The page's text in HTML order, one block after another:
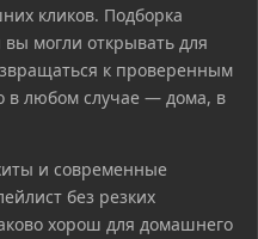
кликов. Подборка
могли открывать для
к проверенным
в любом случае — дома, в
и современные
без резких
хорош для домашнего